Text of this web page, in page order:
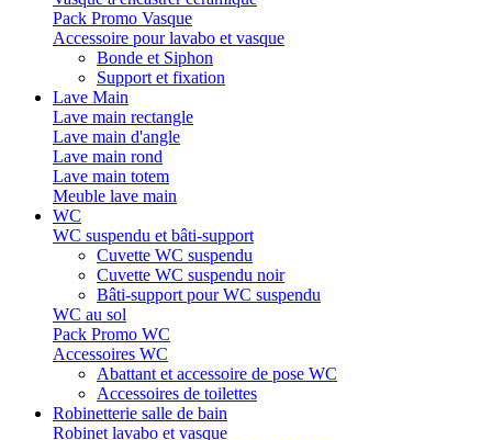
Pack Promo Vasque
Accessoire pour lavabo et vasque
Bonde et Siphon
Support et fixation
Lave Main
Lave main rectangle
Lave main d'angle
Lave main rond
Lave main totem
Meuble lave main
WC
WC suspendu et bâti-support
Cuvette WC suspendu
Cuvette WC suspendu noir
Bâti-support pour WC suspendu
WC au sol
Pack Promo WC
Accessoires WC
Abattant et accessoire de pose WC
Accessoires de toilettes
Robinetterie salle de bain
Robinet lavabo et vasque